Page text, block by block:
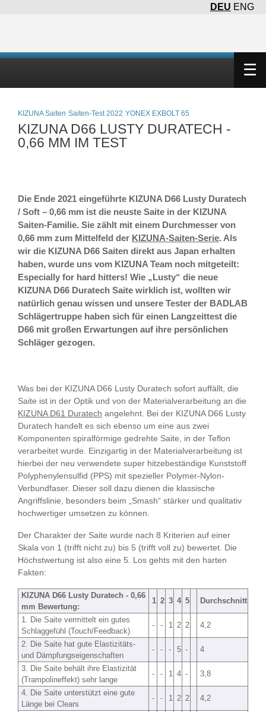
DEU ENG
☰
KIZUNA Saiten Saiten-Test 2022 YONEX EXBOLT 65
KIZUNA D66 LUSTY DURATECH -
0,66 MM IM TEST
Die Ende 2021 eingeführte KIZUNA D66 Lusty Duratech
/ Soft – 0,66 mm ist die neuste Saite in der KIZUNA
Saiten-Familie. Sie zählt mit einem Durchmesser von
0,66 mm zum Mittelfeld der KIZUNA-Saiten-Serie. Als
wir die KIZUNA D66 Saiten direkt aus Japan erhalten
haben, wurde uns vom KIZUNA Team noch mitgeteilt:
Especially for hard hitters! Wie „Lusty“ die neue
KIZUNA D66 Duratech Saite wirklich ist, wollten wir
natürlich genau wissen und unsere Tester der BADLAB
Schlägertruppe haben sich für einen Langzeittest die
D66 mit großen Erwartungen auf ihre persönlichen
Schläger gezogen.
Was bei der KIZUNA D66 Lusty Duratech sofort auffällt, die
Saite ist in der Optik und von der Materialverarbeitung an die
KIZUNA D61 Duratech angelehnt. Bei der KIZUNA D66 Lusty
Duratech handelt es sich ebenso um eine aus zwei
Komponenten spiralförmige gedrehte Saite, in der Teflon
verarbeitet wurde. Einzigartig in der Materialverarbeitung ist
hierbei der neu verwendete super hitzebeständige Kunststoff
Polyphenylensulfid (PPS) mit spezieller Polymer-Nylon-
Verbundfaser. Dieser soll dazu dienen die klassische
Angriffslinie, besonders beim „Smash“ stärker und qualitativ
hochwertiger umsetzen zu können.
Der Charakter der Saite wurde nach 8 Kriterien auf einer
Skala von 1 (trifft nicht zu) bis 5 (trifft voll zu) bewertet. Die
Höchstwertung ist also eine 5. Los gehts mit den harten
Fakten:
KIZUNA D66 Lusty Duratech - 0,66
mm Bewertung:
1 2 3 4 5 Durchschnitt
1. Die Saite vermittelt ein gutes
Schlaggefühl (Touch/Feedback)
- - 1 2 2 4,2
2. Die Saite hat gute Elastizitäts-
und Dämpfungseigenschaften
- - - 5 - 4
3. Die Saite behält ihre Elastizität
(Trampolineffekt) sehr lange
- - 1 4 - 3,8
4. Die Saite unterstützt eine gute
Länge bei Clears
- - 1 2 2 4,2